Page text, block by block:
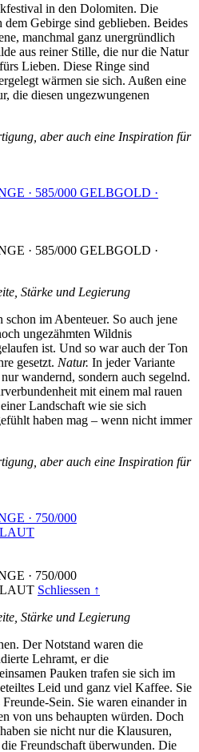
in den Dolomiten. Die
Gebirge sind geblieben. Beides
manchmal ganz unergründlich
aus reiner Stille, die nur die Natur
Lieben. Diese Ringe sind
wärmen sie sich. Außen eine
die diesen ungezwungenen
aber auch eine Inspiration für
· 585/000 GELBGOLD ·
· 585/000 GELBGOLD ·
Stärke und Legierung
im Abenteuer. So auch jene
ungezähmten Wildnis
ist. Und so war auch der Ton
gesetzt. Natur. In jeder Variante
wandernd, sondern auch segelnd.
mit einem mal rauen
Landschaft wie sie sich
haben mag – wenn nicht immer
aber auch eine Inspiration für
· 750/000
LAUT
· 750/000
LAUT Schliessen ↑
Stärke und Legierung
Der Notstand waren die
Lehramt, er die
Pauken trafen sie sich im
Leid und ganz viel Kaffee. Sie
Sein. Sie waren einander in
von uns behaupten würden. Doch
sie nicht nur die Klausuren,
Freundschaft überwunden. Die